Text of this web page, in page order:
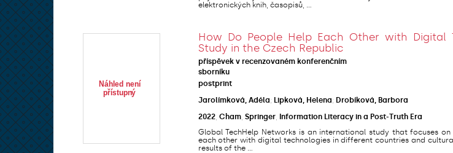
elektronických knih, časopisů, ...
How Do People Help Each Other with Digital
Study in the Czech Republic
příspěvek v recenzovaném konferenčním
sborníku
postprint
Jarolímková, Adéla; Lipková, Helena; Drobíková, Barbora
2022, Cham, Springer,
Information Literacy in a Post-Truth Era
Global TechHelp Networks is an international study that focuses
each other with digital technologies in different countries and
results of the ...